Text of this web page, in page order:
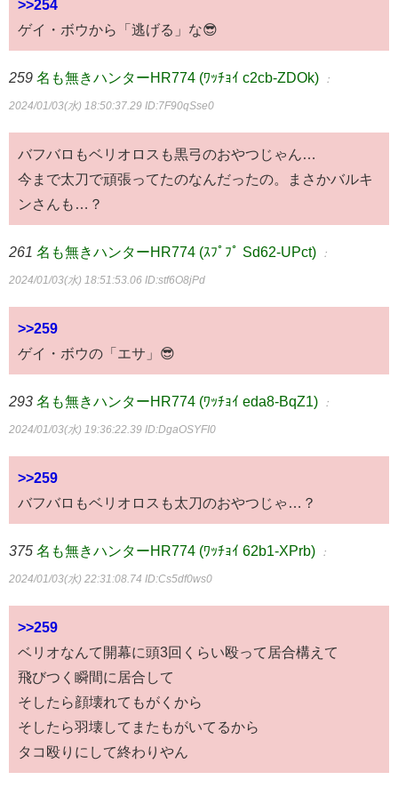
>>254
ゲイ・ボウから「逃げる」な😎
259 名も無きハンターHR774 (ﾜｯﾁｮｲ c2cb-ZDOk) ：
2024/01/03(水) 18:50:37.29 ID:7F90qSse0
バフバロもベリオロスも黒弓のおやつじゃん…
今まで太刀で頑張ってたのなんだったの。まさかバルキ
ンさんも…？
261 名も無きハンターHR774 (ｽﾌﾟﾌﾟ Sd62-UPct) ：
2024/01/03(水) 18:51:53.06 ID:stf6O8jPd
>>259
ゲイ・ボウの「エサ」😎
293 名も無きハンターHR774 (ﾜｯﾁｮｲ eda8-BqZ1) ：
2024/01/03(水) 19:36:22.39 ID:DgaOSYFI0
>>259
バフバロもベリオロスも太刀のおやつじゃ…？
375 名も無きハンターHR774 (ﾜｯﾁｮｲ 62b1-XPrb) ：
2024/01/03(水) 22:31:08.74 ID:Cs5df0ws0
>>259
ベリオなんて開幕に頭3回くらい殴って居合構えて
飛びつく瞬間に居合して
そしたら顔壊れてもがくから
そしたら羽壊してまたもがいてるから
タコ殴りにして終わりやん